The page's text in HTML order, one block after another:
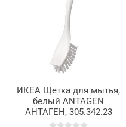
ИКЕА Щетка для мытья,
белый ANTAGEN
АНТАГЕН, 305.342.23